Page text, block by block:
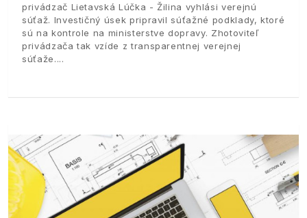
privádzač Lietavská Lúčka - Žilina vyhlási verejnú
súťaž. Investičný úsek pripravil súťažné podklady, ktoré
sú na kontrole na ministerstve dopravy. Zhotoviteľ
privádzača tak vzíde z transparentnej verejnej
súťaže.